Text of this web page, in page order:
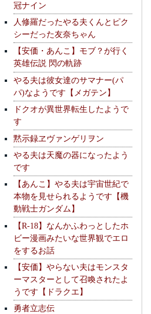
冠ナイン
人修羅だったやる夫くんとピク
シーだった友奈ちゃん
【安価・あんこ】モブ？が行く
英雄伝説 閃の軌跡
やる夫は彼女達のサマナー(パ
パ)なようです【メガテン】
ドクオが異世界転生したようで
す
黙示録ヱヴァンゲリヲン
やる夫は天魔の器になったよう
です
【あんこ】やる夫は宇宙世紀で
本物を見せられるようです【機
動戦士ガンダム】
【R-18】なんかふわっとしたホ
ビー漫画みたいな世界観でエロ
をするお話
【安価】やらない夫はモンスタ
ーマスターとして召喚されたよ
うです【ドラクエ】
勇者立志伝